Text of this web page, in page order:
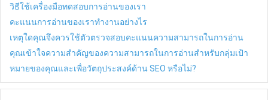
วิธีใช้เครื่องมือทดสอบการอ่านของเรา
คะแนนการอ่านของเราทำงานอย่างไร
เหตุใดคุณจึงควรใช้ตัวตรวจสอบคะแนนความสามารถในการอ่าน
คุณเข้าใจความสำคัญของความสามารถในการอ่านสำหรับกลุ่มเป้า
หมายของคุณและเพื่อวัตถุประสงค์ด้าน SEO หรือไม่?